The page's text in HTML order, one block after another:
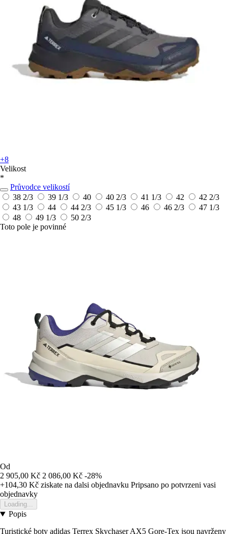
+8
Velikost
*
Průvodce velikostí
38 2/3
39 1/3 40 40 2/3 41 1/3 42
42 2/3
43 1/3
44 44 2/3 45 1/3 46 46 2/3
47 1/3
48
49 1/3
50 2/3
Toto pole je povinné
Od
2 905,00 Kč 2 086,00 Kč -28%
+104,30 Kč ziskate na dalsi objednavku Pripsano po potvrzeni vasi
objednavky
Loading...
Popis
Turistické boty adidas Terrex Skychaser AX5 Gore-Tex jsou navrženy